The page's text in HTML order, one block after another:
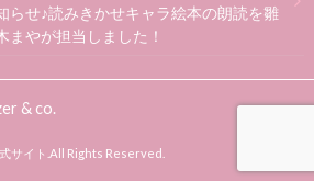
らせ♪読みきかせキャラ絵本の朗読を雛
まやが担当しました！
& co.
サイト .All Rights Reserved.